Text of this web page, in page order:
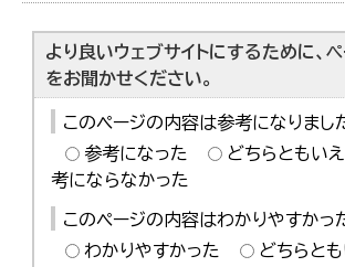
より良いウェブサイトにするために、
をお聞かせください。
このページの内容は参考になりまし
参考になった
どちらともい
考にならなかった
このページの内容はわかりやすかっ
わかりやすかった
どちらと